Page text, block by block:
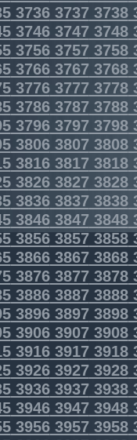
37363737 3738
37463747 3748
37563757 3758
37663767 3768
37763777 3778
37863787 3788
37963797 3798
38063807 3808
38163817 3818
38263827 3828
38363837 3838
38463847 3848
385638573858
386638673868
387638773878
388638873888
389638973898
390639073908
391639173918
392639273928
393639373938
394639473948
395639573958